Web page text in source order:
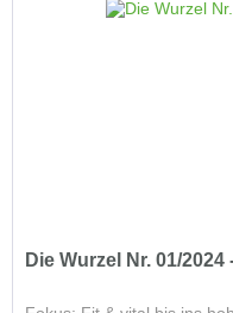
Die Wurzel Nr. 01/